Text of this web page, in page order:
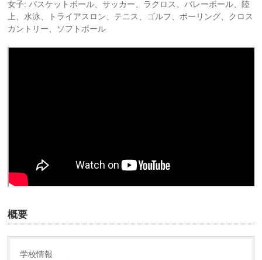
女子: バスケットボール、サッカー、ラクロス、バレーボール、陸
上、水泳、トライアスロン、テニス、ゴルフ、ボーリング、クロス
カントリー、ソフトボール
概要
学校情報